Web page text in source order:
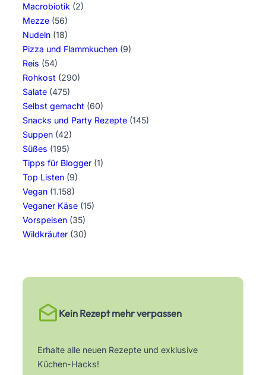
Macrobiotik (2)
Mezze (56)
Nudeln (18)
Pizza und Flammkuchen (9)
Reis (54)
Rohkost (290)
Salate (475)
Selbst gemacht (60)
Snacks und Party Rezepte (145)
Suppen (42)
Süßes (195)
Tipps für Blogger (1)
Top Listen (9)
Vegan (1.158)
Veganer Käse (15)
Vorspeisen (35)
Wildkräuter (30)
Kein Rezept mehr verpassen
Erhalte alle neuen Rezepte und exklusive
Küchen-Hacks!